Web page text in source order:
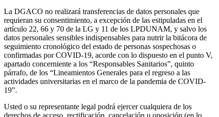
La DGACO no realizará transferencias de datos personales que
requieran su consentimiento, a excepción de las estipuladas en el
artículo 22, 66 y 70 de la LG y 11 de los LPDUNAM, y salvo los
datos personales sensibles indispensables para nutrir la bitácora de
seguimiento cronológico del estado de personas sospechosas o
confirmadas por COVID-19, acorde con lo dispuesto en el punto V,
apartado concerniente a los “Responsables Sanitarios”, quinto
párrafo, de los “Lineamientos Generales para el regreso a las
actividades universitarias en el marco de la pandemia de COVID-
19”.
Usted o su representante legal podrá ejercer cualquiera de los